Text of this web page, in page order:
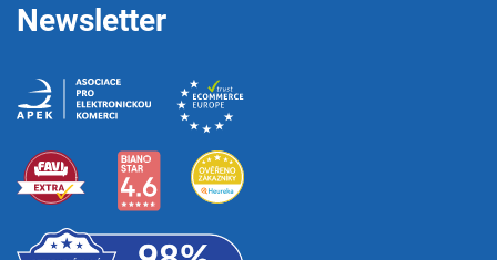
Newsletter